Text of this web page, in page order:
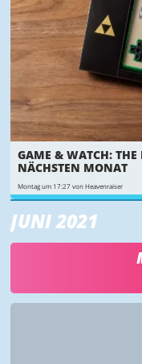
GAME & WATCH: THE
NÄCHSTEN MONAT
Montag um 17:27 von Heavenraiser
JUNI 2021